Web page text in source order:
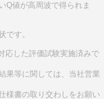
Q値が高周波で得られま
です。
応した評価試験実施済みで
果等に関しては、当社営業
様書の取り交わしをお願い